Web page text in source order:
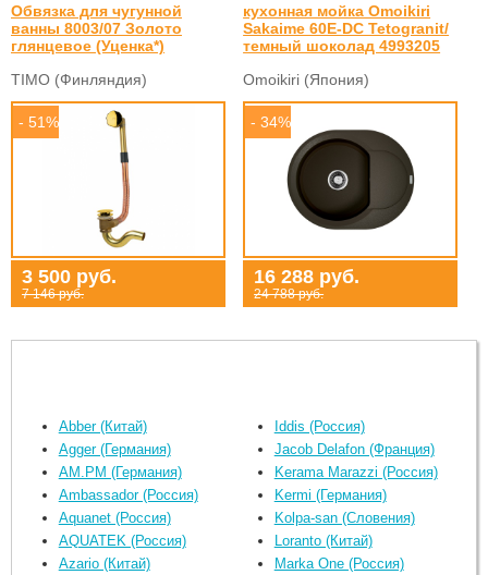
Обвязка для чугунной
ванны 8003/07 Золото
глянцевое (Уценка*)
TIMO (Финляндия)
- 51%
3 500 руб.
7 146 руб.
кухонная мойка Omoikiri
Sakaime 60E-DC Tetogranit/
темный шоколад 4993205
Omoikiri (Япония)
- 34%
16 288 руб.
24 788 руб.
Abber (Китай)
Agger (Германия)
AM.PM (Германия)
Ambassador (Россия)
Aquanet (Россия)
AQUATEK (Россия)
Azario (Китай)
Iddis (Россия)
Jacob Delafon (Франция)
Kerama Marazzi (Россия)
Kermi (Германия)
Kolpa-san (Словения)
Loranto (Китай)
Marka One (Россия)